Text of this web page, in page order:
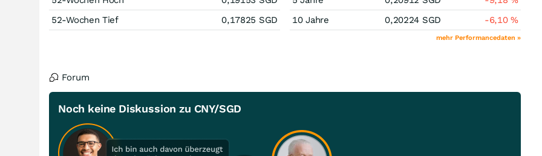
52-Wochen Tief
0,17825 SGD
10 Jahre
0,20224 SGD -6,10%
mehr Performancedaten »
Forum
Noch keine Diskussion zu CNY/SGD